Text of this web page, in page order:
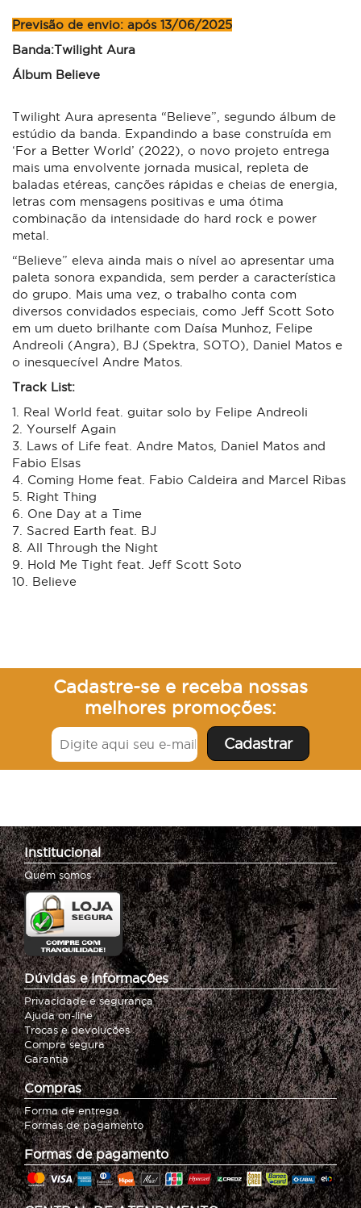
Previsão de envio: após 13/06/2025
Banda:Twilight Aura
Álbum Believe
Twilight Aura apresenta “Believe”, segundo álbum de
estúdio da banda. Expandindo a base construída em
‘For a Better World’ (2022), o novo projeto entrega
mais uma envolvente jornada musical, repleta de
baladas etéreas, canções rápidas e cheias de energia,
letras com mensagens positivas e uma ótima
combinação da intensidade do hard rock e power
metal.
“Believe” eleva ainda mais o nível ao apresentar uma
paleta sonora expandida, sem perder a característica
do grupo. Mais uma vez, o trabalho conta com
diversos convidados especiais, como Jeff Scott Soto
em um dueto brilhante com Daísa Munhoz, Felipe
Andreoli (Angra), BJ (Spektra, SOTO), Daniel Matos e
o inesquecível Andre Matos.
Track List:
1. Real World feat. guitar solo by Felipe Andreoli
2. Yourself Again
3. Laws of Life feat. Andre Matos, Daniel Matos and
Fabio Elsas
4. Coming Home feat. Fabio Caldeira and Marcel Ribas
5. Right Thing
6. One Day at a Time
7. Sacred Earth feat. BJ
8. All Through the Night
9. Hold Me Tight feat. Jeff Scott Soto
10. Believe
Cadastre-se e receba nossas
melhores promoções:
Institucional
Quem somos
Dúvidas e informações
Privacidade e segurança
Ajuda on-line
Trocas e devoluções
Compra segura
Garantia
Compras
Forma de entrega
Formas de pagamento
Formas de pagamento